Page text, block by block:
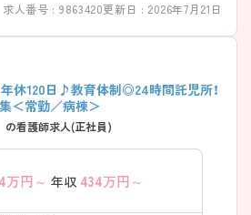
求人番号 : 9863420更新日 : 2026年7月21日
年休120日♪教育体制◎24時間託児所！
＜常勤／病棟＞
看護師求人(正社員)
万円～ 年収 434万円～